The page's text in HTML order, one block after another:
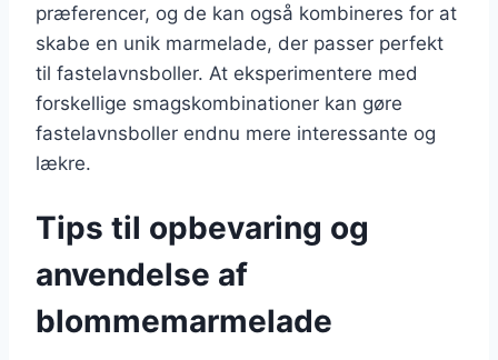
præferencer, og de kan også kombineres for at
skabe en unik marmelade, der passer perfekt
til fastelavnsboller. At eksperimentere med
forskellige smagskombinationer kan gøre
fastelavnsboller endnu mere interessante og
lækre.
Tips til opbevaring og
anvendelse af
blommemarmelade